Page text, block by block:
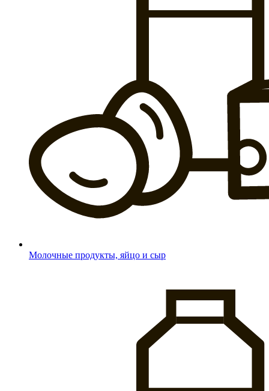
Молочные продукты, яйцо и сыр